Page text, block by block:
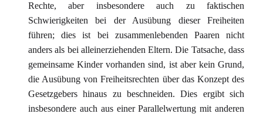
Rechte, aber insbesondere auch zu faktischen
Schwierigkeiten bei der Ausübung dieser Freiheiten
führen; dies ist bei zusammenlebenden Paaren nicht
anders als bei alleinerziehenden Eltern. Die Tatsache, dass
gemeinsame Kinder vorhanden sind, ist aber kein Grund,
die Ausübung von Freiheitsrechten über das Konzept des
Gesetzgebers hinaus zu beschneiden. Dies ergibt sich
insbesondere auch aus einer Parallelwertung mit anderen